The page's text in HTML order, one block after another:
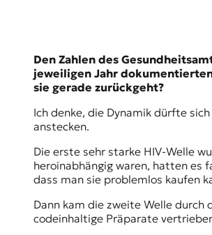
Den Zahlen des
jeweiligen Jahr
sie gerade zurückgeht?
Ich denke, die Dynamik dürfte
anstecken.
Die erste sehr starke HIV-Welle
heroinabhängig waren, hatten es
dass man sie problemlos kaufen
Dann kam die zweite Welle durch
codeinhaltige Präparate